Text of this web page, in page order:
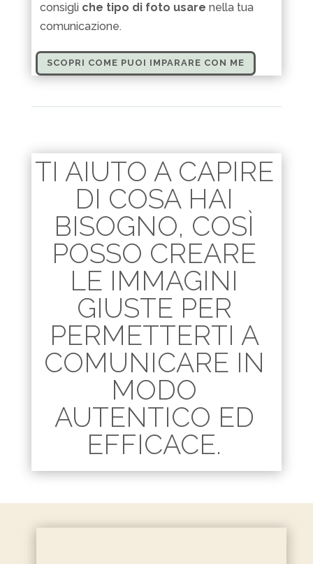
consigli che tipo di foto usare nella tua
comunicazione.
SCOPRI COME PUOI IMPARARE CON ME
TI AIUTO A CAPIRE
DI COSA HAI
BISOGNO, COSÌ
POSSO CREARE
LE IMMAGINI
GIUSTE PER
PERMETTERTI A
COMUNICARE IN
MODO
AUTENTICO ED
EFFICACE.